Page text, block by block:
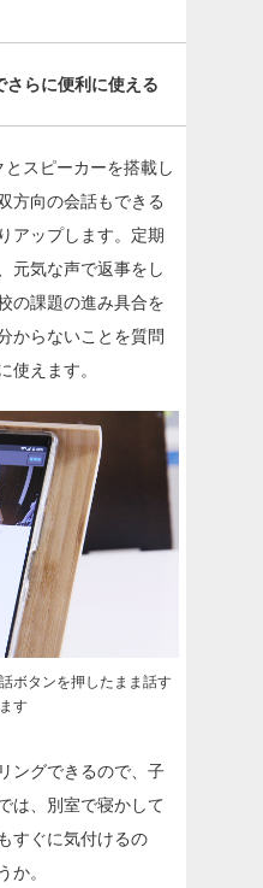
さらに便利に使える
とスピーカーを搭載し
方向の会話もできる
アップします。定期
元気な声で返事をし
の課題の進み具合を
からないことを質問
使えます。
ボタンを押したまま話す
す
ングできるので、子
は、別室で寝かして
すぐに気付けるの
か。